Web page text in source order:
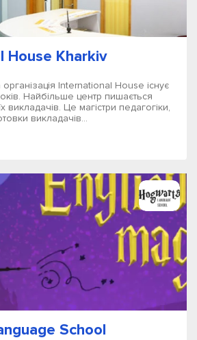
House Kharkiv
організація International House існує
Найбільше центр пишається
викладачів. Це магістри педагогіки,
викладачів...
School